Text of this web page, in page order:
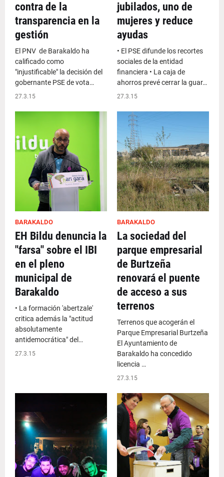
contra de la
transparencia en la
gestión
El PNV de Barakaldo ha
calificado como
"injustificable" la decisión del
gobernante PSE de vota…
27.3.15
jubilados, uno de
mujeres y reduce
ayudas
• El PSE difunde los recortes
sociales de la entidad
financiera • La caja de
ahorros prevé cerrar la guar…
27.3.15
BARAKALDO
EH Bildu denuncia la
"farsa" sobre el IBI
en el pleno
municipal de
Barakaldo
• La formación 'abertzale'
critica además la "actitud
absolutamente
antidemocrática" del…
27.3.15
BARAKALDO
La sociedad del
parque empresarial
de Burtzeña
renovará el puente
de acceso a sus
terrenos
Terrenos que acogerán el
Parque Empresarial Burtzeña
El Ayuntamiento de
Barakaldo ha concedido
licencia …
27.3.15